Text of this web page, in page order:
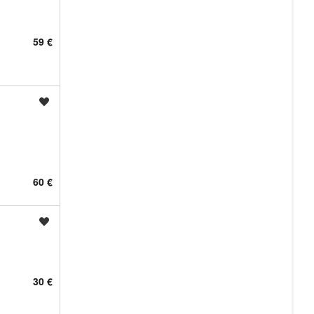
59 €
60 €
30 €